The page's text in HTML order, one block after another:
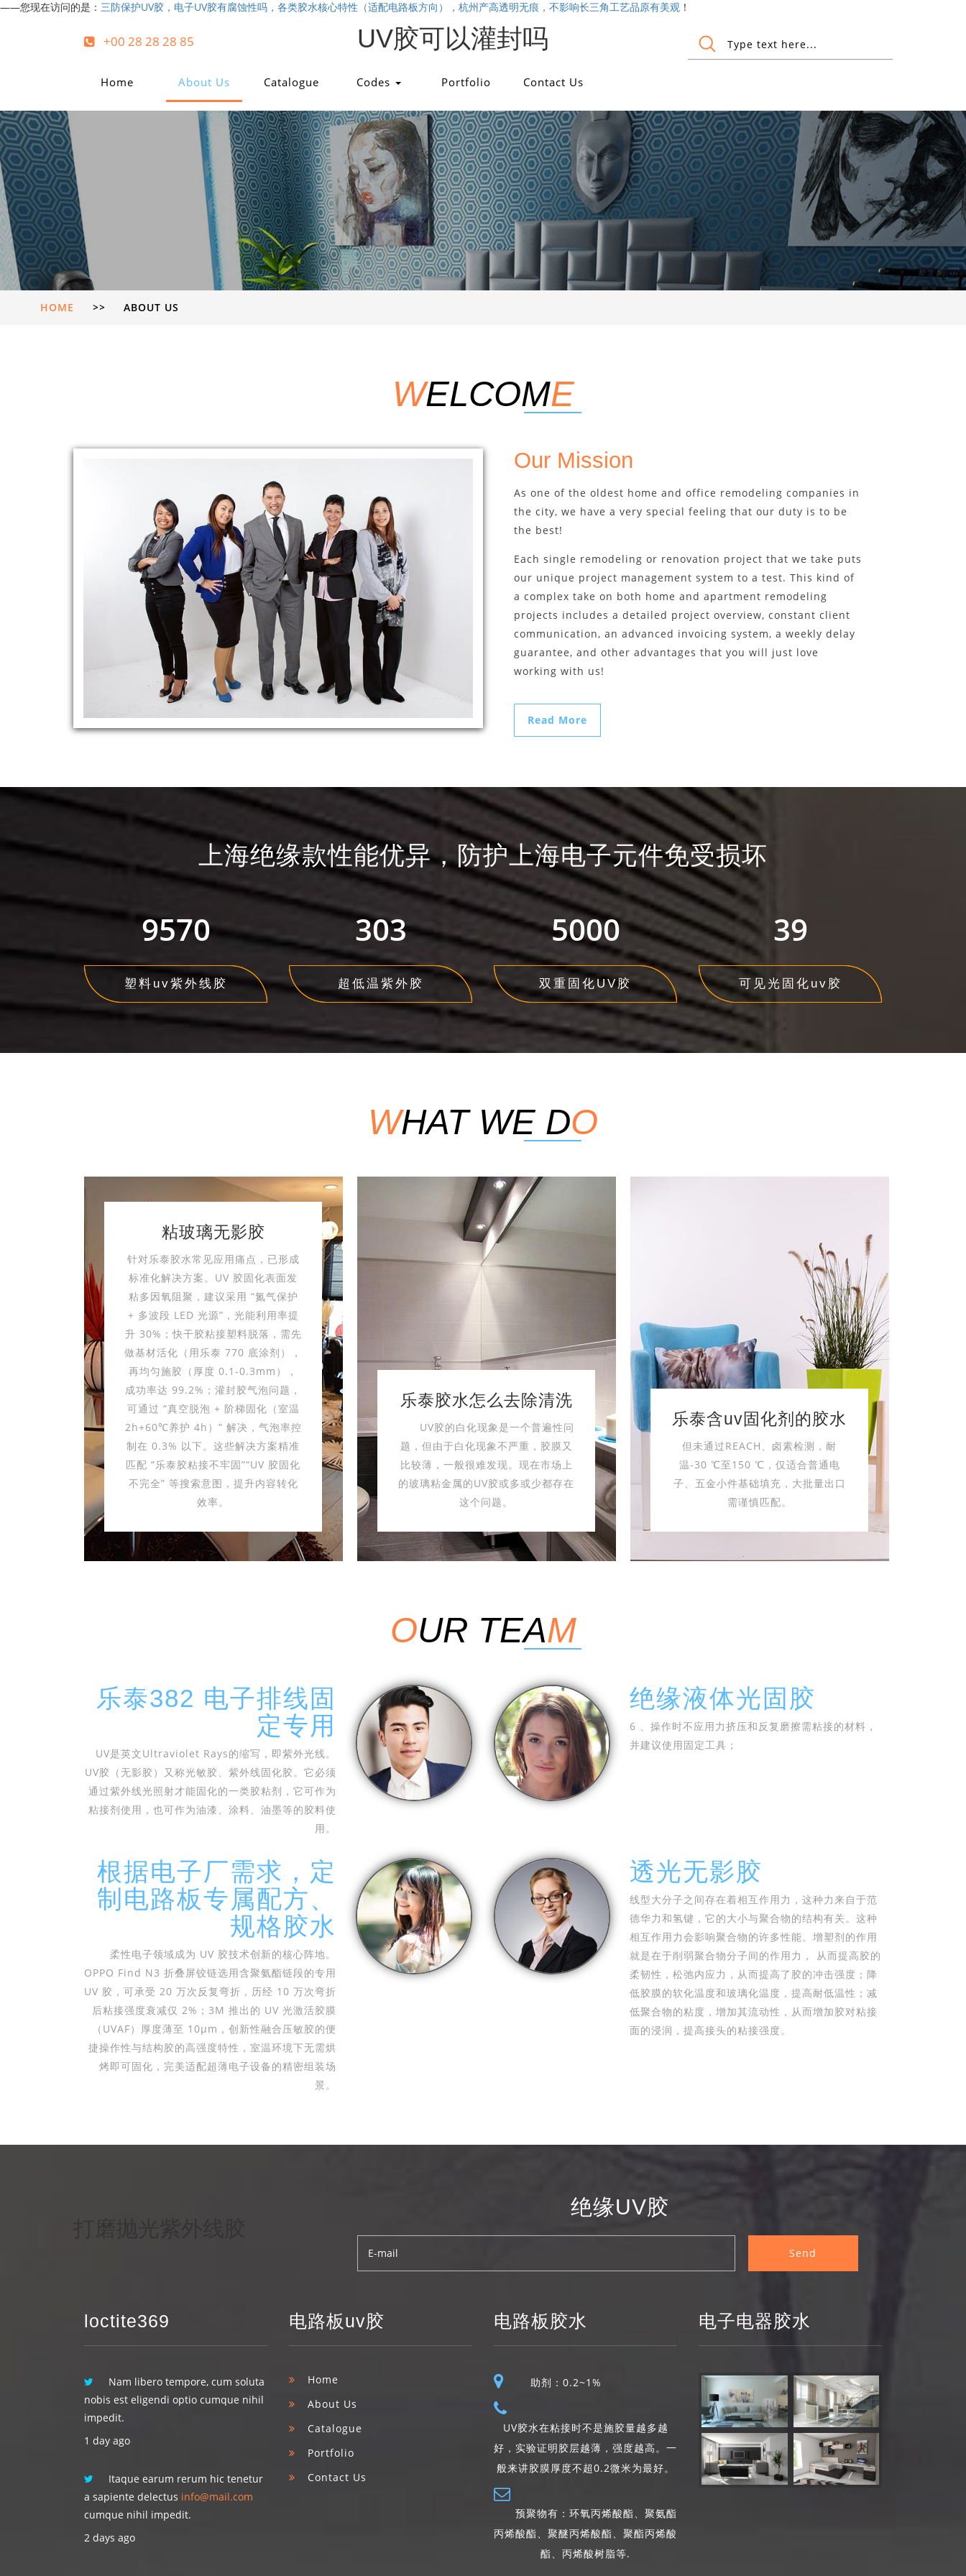
——您现在访问的是： 三防保护UV胶，电子UV胶有腐蚀性吗，各类胶水核心特性（适配电路板方向），杭州产高透明无痕，不影响长三角工艺品原有美观 ！
+00 28 28 28 85 UV胶可以灌封吗
Home About Us Catalogue Codes Portfolio Contact Us
HOME >> ABOUT US
WELCOME
Our Mission
As one of the oldest home and office remodeling companies in
the city, we have a very special feeling that our duty is to be
the best!
Each single remodeling or renovation project that we take puts
our unique project management system to a test. This kind of
a complex take on both home and apartment remodeling
projects includes a detailed project overview, constant client
communication, an advanced invoicing system, a weekly delay
guarantee, and other advantages that you will just love
working with us!
Read More
上海绝缘款性能优异，防护上海电子元件免受损坏
9570
塑料uv紫外线胶
410
超低温紫外胶
5000
双重固化UV胶
53
可见光固化uv胶
WHAT WE DO
粘玻璃无影胶
针对乐泰胶水常见应用痛点，已形成
标准化解决方案。UV 胶固化表面发
粘多因氧阻聚，建议采用 “氮气保护
+ 多波段 LED 光源”，光能利用率提
升 30%；快干胶粘接塑料脱落，需先
做基材活化（用乐泰 770 底涂剂），
再均匀施胶（厚度 0.1-0.3mm），
成功率达 99.2%；灌封胶气泡问题，
可通过 “真空脱泡 + 阶梯固化（室温
2h+60℃养护 4h）” 解决，气泡率控
制在 0.3% 以下。这些解决方案精准
匹配 “乐泰胶粘接不牢固”“UV 胶固化
不完全” 等搜索意图，提升内容转化
效率。
乐泰胶水怎么去除清洗
UV胶的白化现象是一个普遍性问
题，但由于白化现象不严重，胶膜又
比较薄，一般很难发现。现在市场上
的玻璃粘金属的UV胶或多或少都存在
这个问题。
乐泰含uv固化剂的胶水
但未通过REACH、卤素检测，耐
温-30 ℃至150 ℃，仅适合普通电
子、五金小件基础填充，大批量出口
需谨慎匹配。
OUR TEAM
乐泰382 电子排线固
定专用
UV是英文Ultraviolet Rays的缩写，即紫外光线。
UV胶（无影胶）又称光敏胶、紫外线固化胶。它必须
通过紫外线光照射才能固化的一类胶粘剂，它可作为
粘接剂使用，也可作为油漆、涂料、油墨等的胶料使
用。
绝缘液体光固胶
6 、操作时不应用力挤压和反复磨擦需粘接的材料，
并建议使用固定工具；
根据电子厂需求，定
制电路板专属配方、
规格胶水
柔性电子领域成为 UV 胶技术创新的核心阵地。
OPPO Find N3 折叠屏铰链选用含聚氨酯链段的专用
UV 胶，可承受 20 万次反复弯折，历经 10 万次弯折
后粘接强度衰减仅 2%；3M 推出的 UV 光激活胶膜
（UVAF）厚度薄至 10μm，创新性融合压敏胶的便
捷操作性与结构胶的高强度特性，室温环境下无需烘
烤即可固化，完美适配超薄电子设备的精密组装场
景。
透光无影胶
线型大分子之间存在着相互作用力，这种力来自于范
德华力和氢键，它的大小与聚合物的结构有关。这种
相互作用力会影响聚合物的许多性能。增塑剂的作用
就是在于削弱聚合物分子间的作用力， 从而提高胶的
柔韧性，松弛内应力，从而提高了胶的冲击强度；降
低胶膜的软化温度和玻璃化温度，提高耐低温性；减
低聚合物的粘度，增加其流动性，从而增加胶对粘接
面的浸润，提高接头的粘接强度。
绝缘UV胶
loctite369
Nam libero tempore, cum soluta
nobis est eligendi optio cumque nihil
impedit.
1 day ago
Itaque earum rerum hic tenetur
a sapiente delectus info@mail.com
cumque nihil impedit.
2 days ago
电路板uv胶
Home
About Us
Catalogue
Portfolio
Contact Us
电路板胶水
助剂：0.2~1%
UV胶水在粘接时不是施胶量越多越
好，实验证明胶层越薄，强度越高。一
般来讲胶膜厚度不超0.2微米为最好。
预聚物有：环氧丙烯酸酯、聚氨酯
丙烯酸酯、聚醚丙烯酸酯、聚酯丙烯酸
酯、丙烯酸树脂等.
电子电器胶水